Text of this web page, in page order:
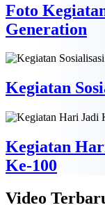
Foto
Generation
Kegiatan
Kegiatan
Ke-100
Video